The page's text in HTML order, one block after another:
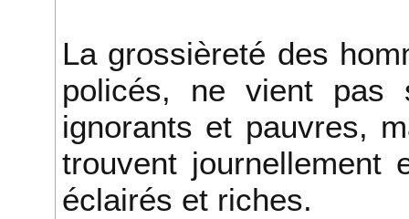
La grossièreté des
policés, ne vient pas
ignorants et pauvres,
trouvent journellement
éclairés et riches.